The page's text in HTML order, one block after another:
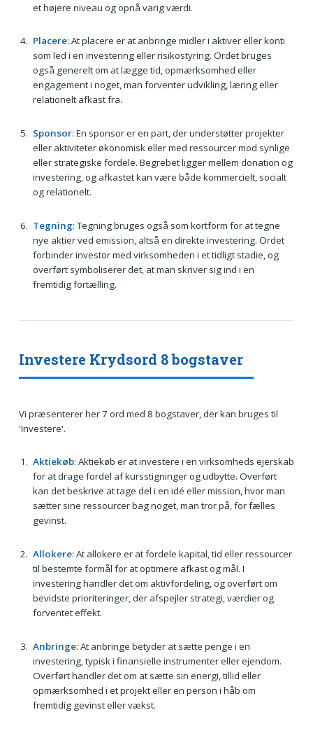
et højere niveau og opnå varig værdi.
Placere: At placere er at anbringe midler i aktiver eller konti
som led i en investering eller risikostyring. Ordet bruges
også generelt om at lægge tid, opmærksomhed eller
engagement i noget, man forventer udvikling, læring eller
relationelt afkast fra.
Sponsor: En sponsor er en part, der understøtter projekter
eller aktiviteter økonomisk eller med ressourcer mod synlige
eller strategiske fordele. Begrebet ligger mellem donation og
investering, og afkastet kan være både kommercielt, socialt
og relationelt.
Tegning: Tegning bruges også som kortform for at tegne
nye aktier ved emission, altså en direkte investering. Ordet
forbinder investor med virksomheden i et tidligt stadie, og
overført symboliserer det, at man skriver sig ind i en
fremtidig fortælling.
Investere Krydsord 8 bogstaver
Vi præsenterer her 7 ord med 8 bogstaver, der kan bruges til
'Investere'.
Aktiekøb: Aktiekøb er at investere i en virksomheds ejerskab
for at drage fordel af kursstigninger og udbytte. Overført
kan det beskrive at tage del i en idé eller mission, hvor man
sætter sine ressourcer bag noget, man tror på, for fælles
gevinst.
Allokere: At allokere er at fordele kapital, tid eller ressourcer
til bestemte formål for at optimere afkast og mål. I
investering handler det om aktivfordeling, og overført om
bevidste prioriteringer, der afspejler strategi, værdier og
forventet effekt.
Anbringe: At anbringe betyder at sætte penge i en
investering, typisk i finansielle instrumenter eller ejendom.
Overført handler det om at sætte sin energi, tillid eller
opmærksomhed i et projekt eller en person i håb om
fremtidig gevinst eller vækst.